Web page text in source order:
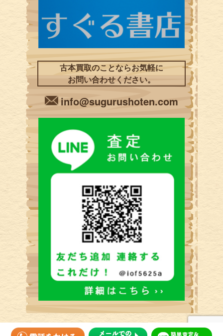
古本買取のことならお気軽に
お問い合わせください。
info@sugurushoten.com